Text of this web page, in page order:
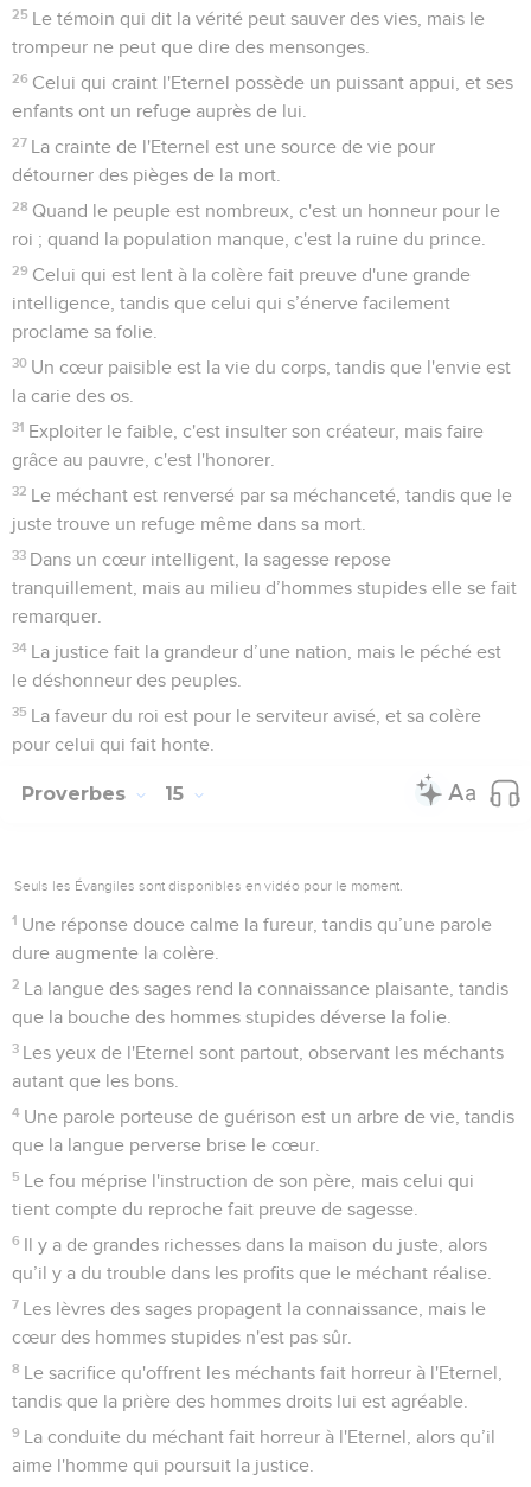
25 Le témoin qui dit la vérité peut sauver des vies, mais le
trompeur ne peut que dire des mensonges.
26 Celui qui craint l'Eternel possède un puissant appui, et ses
enfants ont un refuge auprès de lui.
27 La crainte de l'Eternel est une source de vie pour
détourner des pièges de la mort.
28 Quand le peuple est nombreux, c'est un honneur pour le
roi ; quand la population manque, c'est la ruine du prince.
29 Celui qui est lent à la colère fait preuve d'une grande
intelligence, tandis que celui qui s’énerve facilement
proclame sa folie.
30 Un cœur paisible est la vie du corps, tandis que l'envie est
la carie des os.
31 Exploiter le faible, c'est insulter son créateur, mais faire
grâce au pauvre, c'est l'honorer.
32 Le méchant est renversé par sa méchanceté, tandis que le
juste trouve un refuge même dans sa mort.
33 Dans un cœur intelligent, la sagesse repose
tranquillement, mais au milieu d’hommes stupides elle se fait
remarquer.
34 La justice fait la grandeur d’une nation, mais le péché est
le déshonneur des peuples.
35 La faveur du roi est pour le serviteur avisé, et sa colère
pour celui qui fait honte.
Proverbes 15
Seuls les Évangiles sont disponibles en vidéo pour le moment.
1 Une réponse douce calme la fureur, tandis qu’une parole
dure augmente la colère.
2 La langue des sages rend la connaissance plaisante, tandis
que la bouche des hommes stupides déverse la folie.
3 Les yeux de l'Eternel sont partout, observant les méchants
autant que les bons.
4 Une parole porteuse de guérison est un arbre de vie, tandis
que la langue perverse brise le cœur.
5 Le fou méprise l'instruction de son père, mais celui qui
tient compte du reproche fait preuve de sagesse.
6 Il y a de grandes richesses dans la maison du juste, alors
qu’il y a du trouble dans les profits que le méchant réalise.
7 Les lèvres des sages propagent la connaissance, mais le
cœur des hommes stupides n'est pas sûr.
8 Le sacrifice qu'offrent les méchants fait horreur à l'Eternel,
tandis que la prière des hommes droits lui est agréable.
9 La conduite du méchant fait horreur à l'Eternel, alors qu’il
aime l'homme qui poursuit la justice.